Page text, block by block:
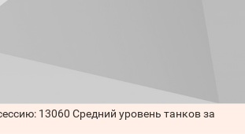
13060 Средний уровень танков за